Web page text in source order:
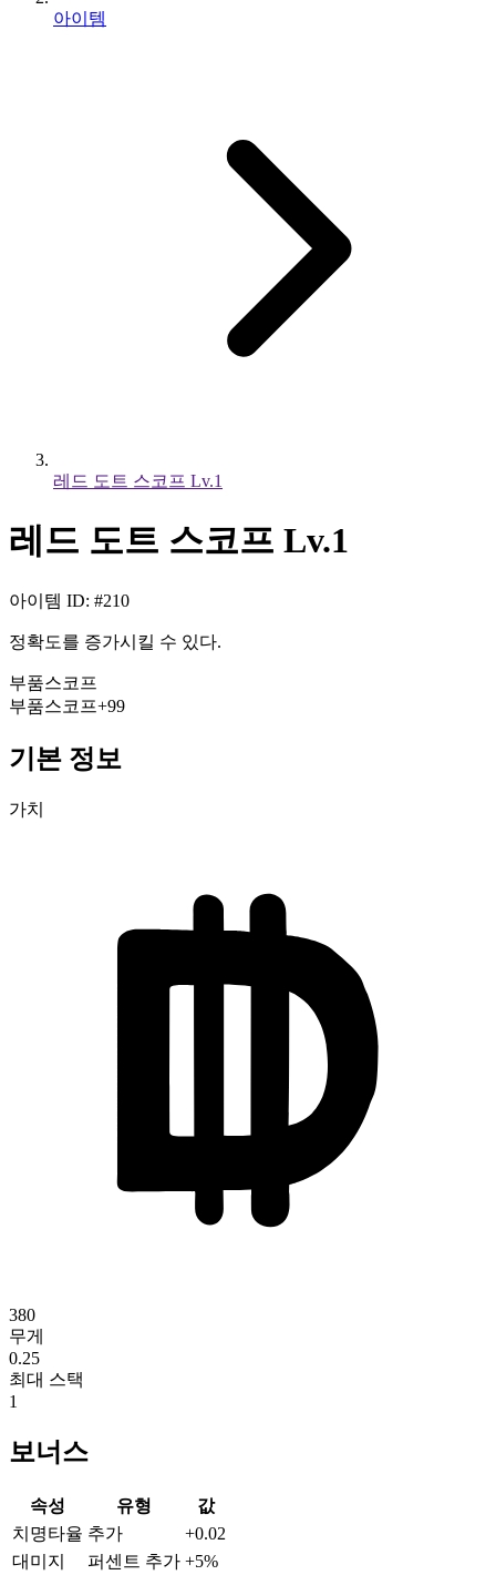
아이템
레드 도트 스코프 Lv.1
레드 도트 스코프 Lv.1
아이템 ID: #210
정확도를 증가시킬 수 있다.
부품스코프
부품스코프+99
기본 정보
가치
380
무게
0.25
최대 스택
1
보너스
속성 유형
값
치명타율 추가 +0.02
대미지
퍼센트 추가 +5%